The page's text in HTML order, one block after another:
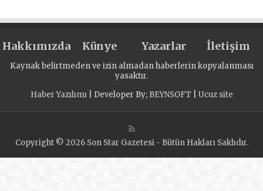
Россия»
объекты
Народной
Hakkımızda Künye Yazarlar İletişim
Kaynak belirtmeden ve izin almadan haberlerin kopyalanması
yasaktır.
Haber Yazılımı| Developer By; BEYNSOFT Ucuz site
Copyright © 2026 Son Star Gazetesi - Bütün Hakları Saklıdır.